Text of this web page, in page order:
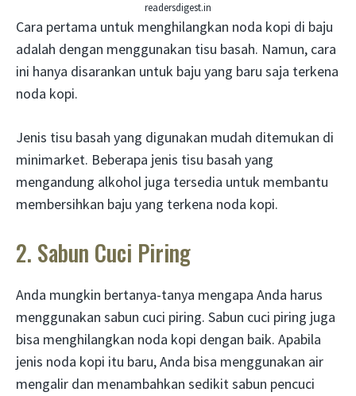
readersdigest.in
Cara pertama untuk menghilangkan noda kopi di baju
adalah dengan menggunakan tisu basah. Namun, cara
ini hanya disarankan untuk baju yang baru saja terkena
noda kopi.
Jenis tisu basah yang digunakan mudah ditemukan di
minimarket. Beberapa jenis tisu basah yang
mengandung alkohol juga tersedia untuk membantu
membersihkan baju yang terkena noda kopi.
2. Sabun Cuci Piring
Anda mungkin bertanya-tanya mengapa Anda harus
menggunakan sabun cuci piring. Sabun cuci piring juga
bisa menghilangkan noda kopi dengan baik. Apabila
jenis noda kopi itu baru, Anda bisa menggunakan air
mengalir dan menambahkan sedikit sabun pencuci